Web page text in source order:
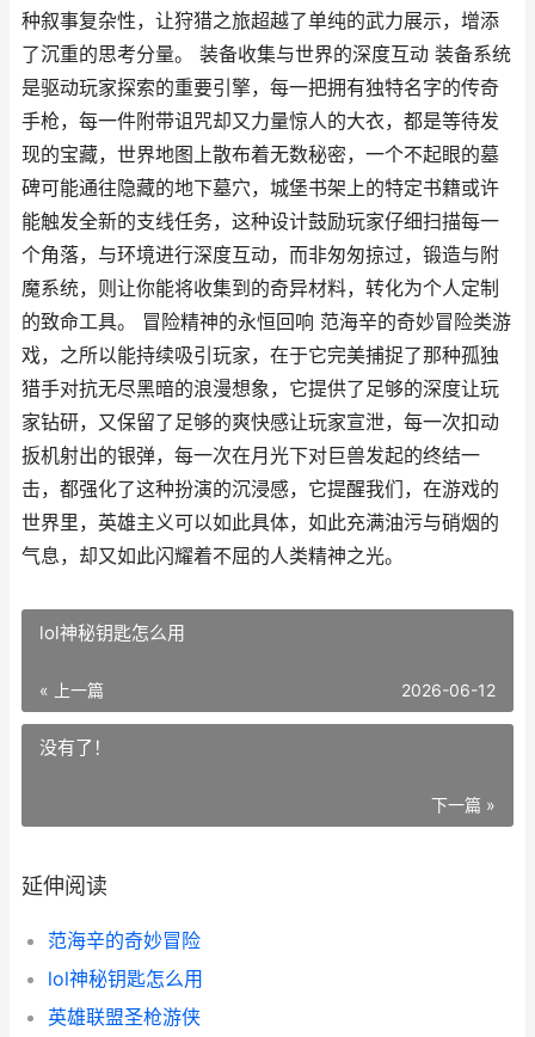
种叙事复杂性，让狩猎之旅超越了单纯的武力展示，增添
了沉重的思考分量。 装备收集与世界的深度互动 装备系统
是驱动玩家探索的重要引擎，每一把拥有独特名字的传奇
手枪，每一件附带诅咒却又力量惊人的大衣，都是等待发
现的宝藏，世界地图上散布着无数秘密，一个不起眼的墓
碑可能通往隐藏的地下墓穴，城堡书架上的特定书籍或许
能触发全新的支线任务，这种设计鼓励玩家仔细扫描每一
个角落，与环境进行深度互动，而非匆匆掠过，锻造与附
魔系统，则让你能将收集到的奇异材料，转化为个人定制
的致命工具。 冒险精神的永恒回响 范海辛的奇妙冒险类游
戏，之所以能持续吸引玩家，在于它完美捕捉了那种孤独
猎手对抗无尽黑暗的浪漫想象，它提供了足够的深度让玩
家钻研，又保留了足够的爽快感让玩家宣泄，每一次扣动
扳机射出的银弹，每一次在月光下对巨兽发起的终结一
击，都强化了这种扮演的沉浸感，它提醒我们，在游戏的
世界里，英雄主义可以如此具体，如此充满油污与硝烟的
气息，却又如此闪耀着不屈的人类精神之光。
lol神秘钥匙怎么用
« 上一篇 2026-06-12
没有了！
下一篇 »
延伸阅读
范海辛的奇妙冒险
lol神秘钥匙怎么用
英雄联盟圣枪游侠